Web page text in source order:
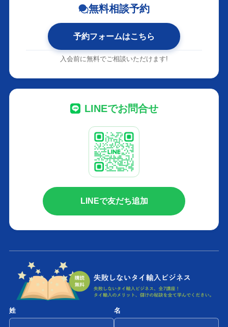
無料相談予約
予約フォームはこちら
入会前に無料でご相談いただけます!
LINEでお問合せ
LINEで友だち追加
姓 名